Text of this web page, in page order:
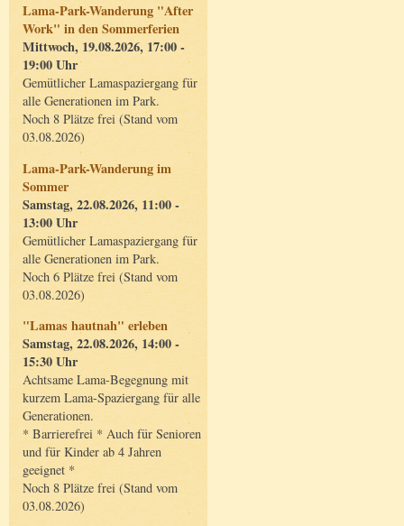
Lama-Park-Wanderung "After
Work" in den Sommerferien
Mittwoch, 19.08.2026, 17:00 -
19:00 Uhr
Gemütlicher Lamaspaziergang für
alle Generationen im Park.
Noch 8 Plätze frei (Stand vom
03.08.2026)
Lama-Park-Wanderung im
Sommer
Samstag, 22.08.2026, 11:00 -
13:00 Uhr
Gemütlicher Lamaspaziergang für
alle Generationen im Park.
Noch 6 Plätze frei (Stand vom
03.08.2026)
"Lamas hautnah" erleben
Samstag, 22.08.2026, 14:00 -
15:30 Uhr
Achtsame Lama-Begegnung mit
kurzem Lama-Spaziergang für alle
Generationen.
* Barrierefrei * Auch für Senioren
und für Kinder ab 4 Jahren
geeignet *
Noch 8 Plätze frei (Stand vom
03.08.2026)